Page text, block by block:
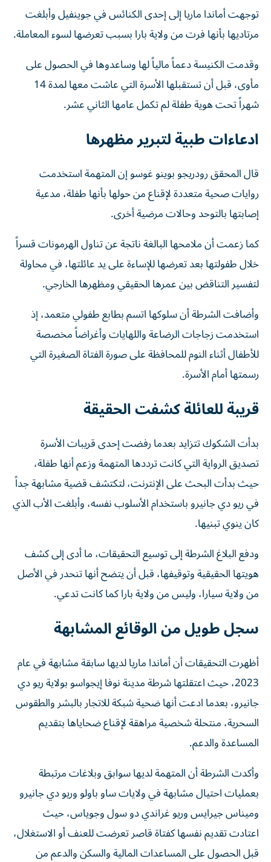
توجهت أماندا ماريا إلى إحدى الكنائس في جوينفيل وأبلغت
مرتاديها بأنها فرت من ولاية بارا بسبب تعرضها لسوء المعاملة.
وقدمت الكنيسة دعماً مالياً لها وساعدوها في الحصول على
مأوى، قبل أن تستقبلها الأسرة التي عاشت معها لمدة 14
شهراً تحت هوية طفلة لم تكمل عامها الثاني عشر.
ادعاءات طبية لتبرير مظهرها
قال المحقق رودريجو بوينو غوسو إن المتهمة استخدمت
روايات صحية متعددة لإقناع من حولها بأنها طفلة، مدعية
إصابتها بالتوحد وحالات مرضية أخرى.
كما زعمت أن ملامحها البالغة ناتجة عن تناول الهرمونات قسراً
خلال طفولتها بعد تعرضها للإساءة على يد عائلتها، في محاولة
لتفسير التناقض بين عمرها الحقيقي ومظهرها الخارجي.
وأضافت الشرطة أن سلوكها اتسم بطابع طفولي متعمد، إذ
استخدمت زجاجات الرضاعة واللهايات وأغراضاً مخصصة
للأطفال أثناء النوم للمحافظة على صورة الفتاة الصغيرة التي
رسمتها أمام الأسرة.
قريبة للعائلة كشفت الحقيقة
بدأت الشكوك تتزايد بعدما رفضت إحدى قريبات الأسرة
تصديق الرواية التي كانت ترددها المتهمة وزعم أنها طفلة،
حيث بدأت البحث على الإنترنت، لتكتشف قضية مشابهة جداً
في ريو دي جانيرو باستخدام الأسلوب نفسه، وأبلغت الأب الذي
كان ينوي تبنيها.
ودفع البلاغ الشرطة إلى توسيع التحقيقات، ما أدى إلى كشف
هويتها الحقيقية وتوقيفها، قبل أن يتضح أنها تنحدر في الأصل
من ولاية سيارا، وليس من ولاية بارا كما كانت تدعي.
سجل طويل من الوقائع المشابهة
أظهرت التحقيقات أن أماندا ماريا لديها سابقة مشابهة في عام
2023، حيث اعتقلتها شرطة مدينة نوفا إيجواسو بولاية ريو دي
جانيرو، بعدما ادعت أنها ضحية شبكة للاتجار بالبشر والطقوس
السحرية، منتحلة شخصية مراهقة لإقناع ضحاياها بتقديم
المساعدة والدعم.
وأكدت الشرطة أن المتهمة لديها سوابق وبلاغات مرتبطة
بعمليات احتيال مشابهة في ولايات ساو باولو وريو دي جانيرو
وميناس جيرايس وريو غراندي دو سول وجوياس، حيث
اعتادت تقديم نفسها كفتاة قاصر تعرضت للعنف أو الاستغلال،
قبل الحصول على المساعدات المالية والسكن والدعم من